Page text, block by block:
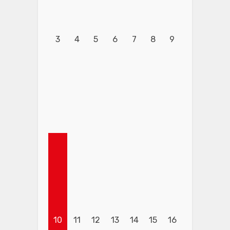
3 4 5 6 7 8 9
10 11 12 13 14 15 16